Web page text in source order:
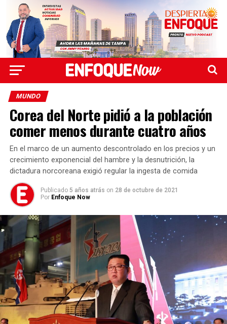
MUNDO
Corea del Norte pidió a la población
comer menos durante cuatro años
En el marco de un aumento descontrolado en los precios y un
crecimiento exponencial del hambre y la desnutrición, la
dictadura norcoreana exigió regular la ingesta de comida
Publicado 5 años atrás on 28 de octubre de 2021
Por Enfoque Now